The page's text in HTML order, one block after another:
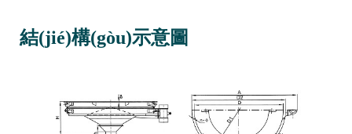
結(jié)構(gòu)示意圖